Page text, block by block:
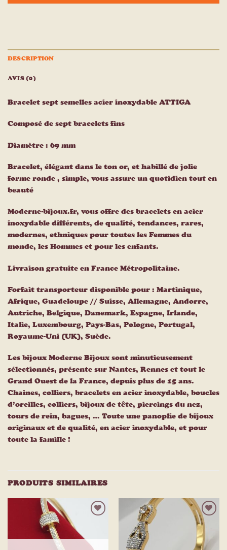
DESCRIPTION
AVIS (0)
Bracelet sept semelles acier inoxydable ATTIGA
Composé de sept bracelets fins
Diamètre : 69 mm
Bracelet, élégant dans le ton or, et habillé de jolie
forme ronde , simple, vous assure un quotidien tout en
beauté
Moderne-bijoux.fr, vous offre des bracelets en acier
inoxydable différents, de qualité, tendances, rares,
modernes, ethniques pour toutes les Femmes du
monde, les Hommes et pour les enfants.
Livraison gratuite en France Métropolitaine.
Forfait transporteur disponible pour : Martinique,
Afrique, Guadeloupe // Suisse, Allemagne, Andorre,
Autriche, Belgique, Danemark, Espagne, Irlande,
Italie, Luxembourg, Pays-Bas, Pologne, Portugal,
Royaume-Uni (UK), Suède.
Les bijoux Moderne Bijoux sont minutieusement
sélectionnés, présente sur Nantes, Rennes et tout le
Grand Ouest de la France, depuis plus de 15 ans.
Chaines, colliers, bracelets en acier inoxydable, boucles
d’oreilles, colliers, bijoux de tête, piercings du nez,
tours de rein, bagues, … Toute une panoplie de bijoux
originaux et de qualité, en acier inoxydable, et pour
toute la famille !
PRODUITS SIMILAIRES
d’envies
Ajouter
liste
d’envies